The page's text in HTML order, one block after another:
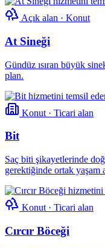
Açık alan · Konut
At Sineği
Gündüz ısıran büyük
plan.
Konut · Ticari alan
Bit
Saç biti şikayetlerinde
gerektiğinde ortak yaşam
Konut · Ticari alan
Cırcır Böceği